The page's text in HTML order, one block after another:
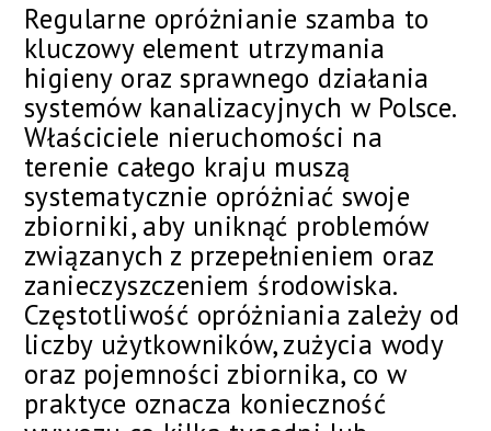
Regularne opróżnianie szamba to
kluczowy element utrzymania
higieny oraz sprawnego działania
systemów kanalizacyjnych w Polsce.
Właściciele nieruchomości na
terenie całego kraju muszą
systematycznie opróżniać swoje
zbiorniki, aby uniknąć problemów
związanych z przepełnieniem oraz
zanieczyszczeniem środowiska.
Częstotliwość opróżniania zależy od
liczby użytkowników, zużycia wody
oraz pojemności zbiornika, co w
praktyce oznacza konieczność